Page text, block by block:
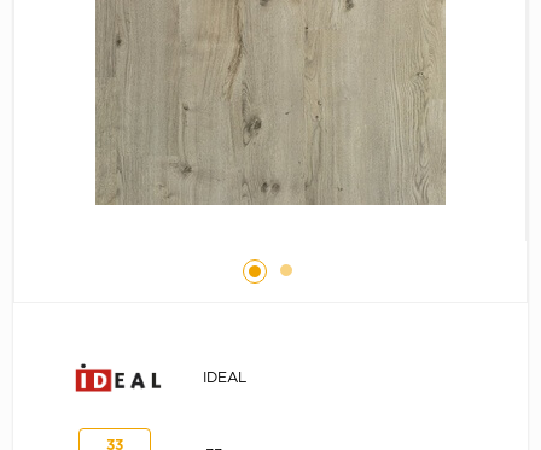
Серый
Бежевый
Дуб светлый
Страна
IDEAL
33